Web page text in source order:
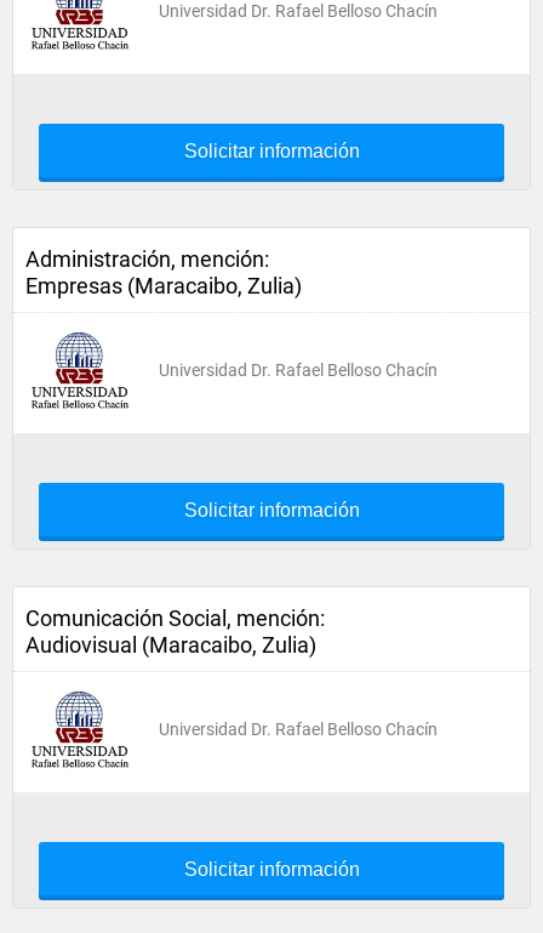
Universidad Dr. Rafael Belloso Chacín
Solicitar información
Administración, mención:
Empresas (Maracaibo, Zulia)
Universidad Dr. Rafael Belloso Chacín
Solicitar información
Comunicación Social, mención:
Audiovisual (Maracaibo, Zulia)
Universidad Dr. Rafael Belloso Chacín
Solicitar información